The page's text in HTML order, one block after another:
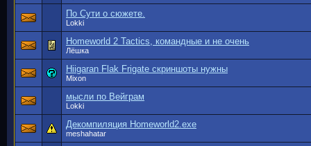
По Сути о сюжете.
Lokki
Homeworld 2 Tactics, командные и не очень
Лёшка
Hiigaran Flak Frigate скриншоты нужны
Mixon
мысли по Вейграм
Lokki
Декомпиляция Homeworld2.exe
meshahatar